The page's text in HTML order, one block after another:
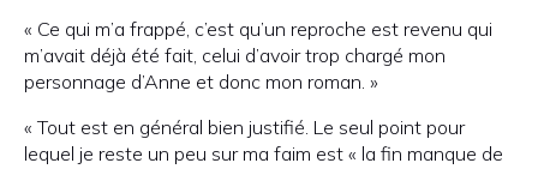
« Ce qui m’a frappé, c’est qu’un reproche est revenu qui
m’avait déjà été fait, celui d’avoir trop chargé mon
personnage d’Anne et donc mon roman. »
« Tout est en général bien justifié. Le seul point pour
lequel je reste un peu sur ma faim est « la fin manque de